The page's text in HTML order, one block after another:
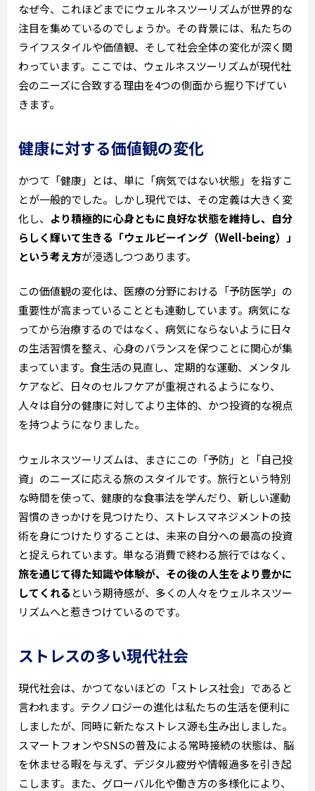
なぜ今、これほどまでにウェルネスツーリズムが世界的な
注目を集めているのでしょうか。その背景には、私たちの
ライフスタイルや価値観、そして社会全体の変化が深く関
わっています。ここでは、ウェルネスツーリズムが現代社
会のニーズに合致する理由を4つの側面から掘り下げてい
きます。
健康に対する価値観の変化
かつて「健康」とは、単に「病気ではない状態」を指すこ
とが一般的でした。しかし現代では、その定義は大きく変
化し、 より積極的に心身ともに良好な状態を維持し、自分
らしく輝いて生きる「ウェルビーイング（Well-being）」
という考え方が浸透しつつあります。
この価値観の変化は、医療の分野における「予防医学」の
重要性が高まっていることとも連動しています。病気にな
ってから治療するのではなく、病気にならないように日々
の生活習慣を整え、心身のバランスを保つことに関心が集
まっています。食生活の見直し、定期的な運動、メンタル
ケアなど、日々のセルフケアが重視されるようになり、
人々は自分の健康に対してより主体的、かつ投資的な視点
を持つようになりました。
ウェルネスツーリズムは、まさにこの「予防」と「自己投
資」のニーズに応える旅のスタイルです。旅行という特別
な時間を使って、健康的な食事法を学んだり、新しい運動
習慣のきっかけを見つけたり、ストレスマネジメントの技
術を身につけたりすることは、未来の自分への最高の投資
と捉えられています。単なる消費で終わる旅行ではなく、
旅を通じて得た知識や体験が、その後の人生をより豊かに
してくれる という期待感が、多くの人々をウェルネスツー
リズムへと惹きつけているのです。
ストレスの多い現代社会
現代社会は、かつてないほどの「ストレス社会」であると
言われます。テクノロジーの進化は私たちの生活を便利に
しましたが、同時に新たなストレス源も生み出しました。
スマートフォンやSNSの普及による常時接続の状態は、脳
を休ませる暇を与えず、デジタル疲労や情報過多を引き起
こします。また、グローバル化や働き方の多様化により、